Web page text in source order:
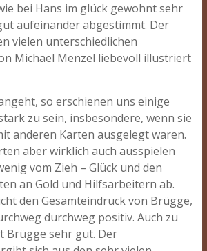
bei Hans im glück gewohnt sehr
aufeinander abgestimmt. Der
vielen unterschiedlichen
Michael Menzel liebevoll illustriert
so erschienen uns einige
zu sein, insbesondere, wenn sie
anderen Karten ausgelegt waren.
aber wirklich auch ausspielen
vom Zieh – Glück und den
an Gold und Hilfsarbeitern ab.
den Gesamteindruck von Brügge,
durchweg positiv. Auch zu
Brügge sehr gut. Der